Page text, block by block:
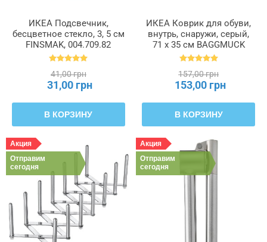
ИКЕА Подсвечник,
бесцветное стекло, 3, 5 см
FINSMAK, 004.709.82
41,00 грн
31,00 грн
В КОРЗИНУ
ИКЕА Коврик для обуви,
внутрь, снаружи, серый,
71 x 35 см BAGGMUCK
БАГГМУКК, 603.297.11
157,00 грн
153,00 грн
В КОРЗИНУ
Акция
Отправим
сегодня
Акция
Отправим
сегодня